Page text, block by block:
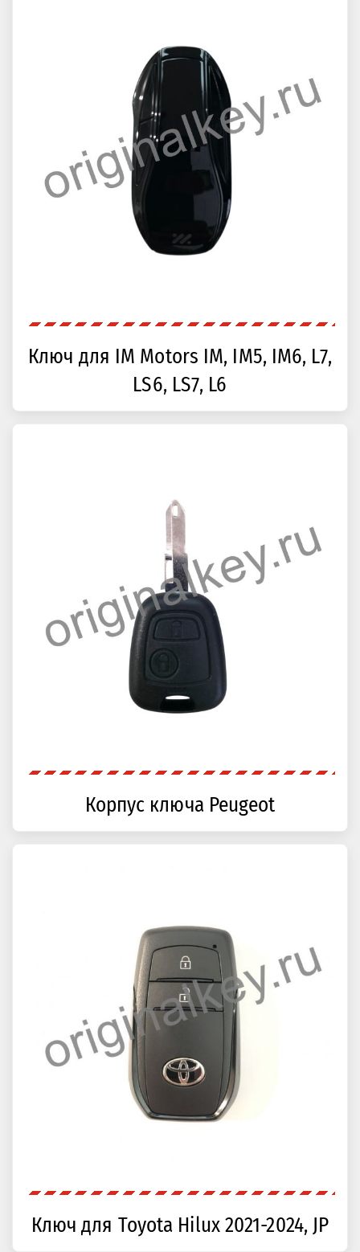
Ключ для IM Motors IM, IM5, IM6, L7,
LS6, LS7, L6
Корпус ключа Peugeot
Ключ для Toyota Hilux 2021-2024, JP